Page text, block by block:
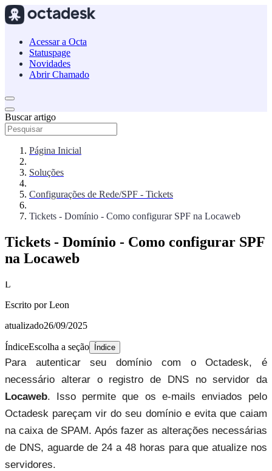
Acessar a Octa
Statuspage
Novidades
Abrir Chamado
Buscar artigo
Página Inicial
Soluções
Configurações de Rede/SPF - Tickets
Tickets - Domínio - Como configurar SPF na Locaweb
Tickets - Domínio - Como configurar SPF
na Locaweb
L
Escrito porLeon
atualizado26/09/2025
ÍndiceEscolha a seção Índice
Para autenticar seu domínio com o Octadesk, é
Locaweb. Isso permite que os e-mails enviados pelo
Octadesk pareçam vir do seu domínio e evita que caiam
na caixa de SPAM. Após fazer as alterações necessárias
de DNS, aguarde de 24 a 48 horas para que atualize nos
servidores.